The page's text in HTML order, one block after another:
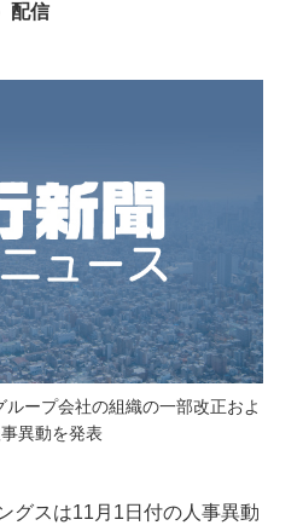
配信
ープ会社の組織の一部改正およ
異動を発表
グスは11月1日付の人事異動